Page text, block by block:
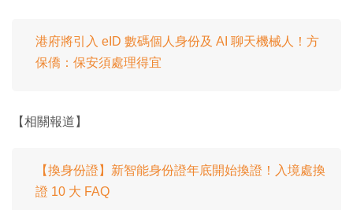
港府將引入 eID 數碼個人身份及 AI 聊天機械人！方
保僑：保安須處理得宜
【相關報道】
【換身份證】新智能身份證年底開始換證！入境處換
證 10 大 FAQ